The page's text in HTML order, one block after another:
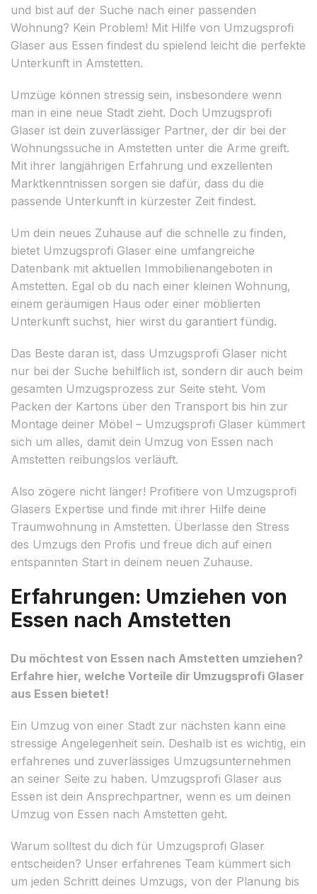
und bist auf der Suche nach einer passenden
Wohnung? Kein Problem! Mit Hilfe von Umzugsprofi
Glaser aus Essen findest du spielend leicht die perfekte
Unterkunft in Amstetten.
Umzüge können stressig sein, insbesondere wenn
man in eine neue Stadt zieht. Doch Umzugsprofi
Glaser ist dein zuverlässiger Partner, der dir bei der
Wohnungssuche in Amstetten unter die Arme greift.
Mit ihrer langjährigen Erfahrung und exzellenten
Marktkenntnissen sorgen sie dafür, dass du die
passende Unterkunft in kürzester Zeit findest.
Um dein neues Zuhause auf die schnelle zu finden,
bietet Umzugsprofi Glaser eine umfangreiche
Datenbank mit aktuellen Immobilienangeboten in
Amstetten. Egal ob du nach einer kleinen Wohnung,
einem geräumigen Haus oder einer möblierten
Unterkunft suchst, hier wirst du garantiert fündig.
Das Beste daran ist, dass Umzugsprofi Glaser nicht
nur bei der Suche behilflich ist, sondern dir auch beim
gesamten Umzugsprozess zur Seite steht. Vom
Packen der Kartons über den Transport bis hin zur
Montage deiner Möbel – Umzugsprofi Glaser kümmert
sich um alles, damit dein Umzug von Essen nach
Amstetten reibungslos verläuft.
Also zögere nicht länger! Profitiere von Umzugsprofi
Glasers Expertise und finde mit ihrer Hilfe deine
Traumwohnung in Amstetten. Überlasse den Stress
des Umzugs den Profis und freue dich auf einen
entspannten Start in deinem neuen Zuhause.
Erfahrungen: Umziehen von
Essen nach Amstetten
Du möchtest von Essen nach Amstetten umziehen?
Erfahre hier, welche Vorteile dir Umzugsprofi Glaser
aus Essen bietet!
Ein Umzug von einer Stadt zur nächsten kann eine
stressige Angelegenheit sein. Deshalb ist es wichtig, ein
erfahrenes und zuverlässiges Umzugsunternehmen
an seiner Seite zu haben. Umzugsprofi Glaser aus
Essen ist dein Ansprechpartner, wenn es um deinen
Umzug von Essen nach Amstetten geht.
Warum solltest du dich für Umzugsprofi Glaser
entscheiden? Unser erfahrenes Team kümmert sich
um jeden Schritt deines Umzugs, von der Planung bis